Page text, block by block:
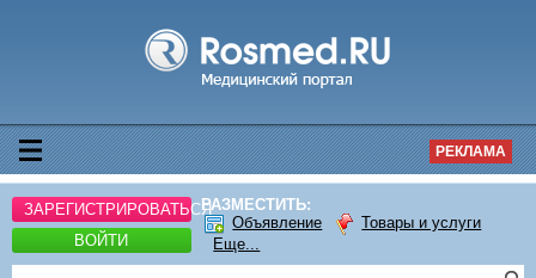
РЕКЛАМА
ЗАРЕГИСТРИРОВАТЬСЯ
ВОЙТИ
РАЗМЕСТИТЬ:
Объявление
Товары и услуги
Еще...